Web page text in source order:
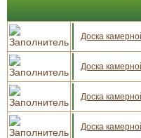
Доска
Доска
Доска
Доска